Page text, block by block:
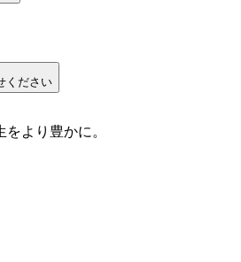
ください
より豊かに。